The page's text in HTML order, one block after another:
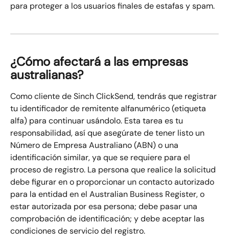
para proteger a los usuarios finales de estafas y spam.
¿Cómo afectará a las empresas
australianas?
Como cliente de Sinch ClickSend, tendrás que registrar
tu identificador de remitente alfanumérico (etiqueta
alfa) para continuar usándolo. Esta tarea es tu
responsabilidad, así que asegúrate de tener listo un
Número de Empresa Australiano (ABN) o una
identificación similar, ya que se requiere para el
proceso de registro. La persona que realice la solicitud
debe figurar en o proporcionar un contacto autorizado
para la entidad en el Australian Business Register, o
estar autorizada por esa persona; debe pasar una
comprobación de identificación; y debe aceptar las
condiciones de servicio del registro.